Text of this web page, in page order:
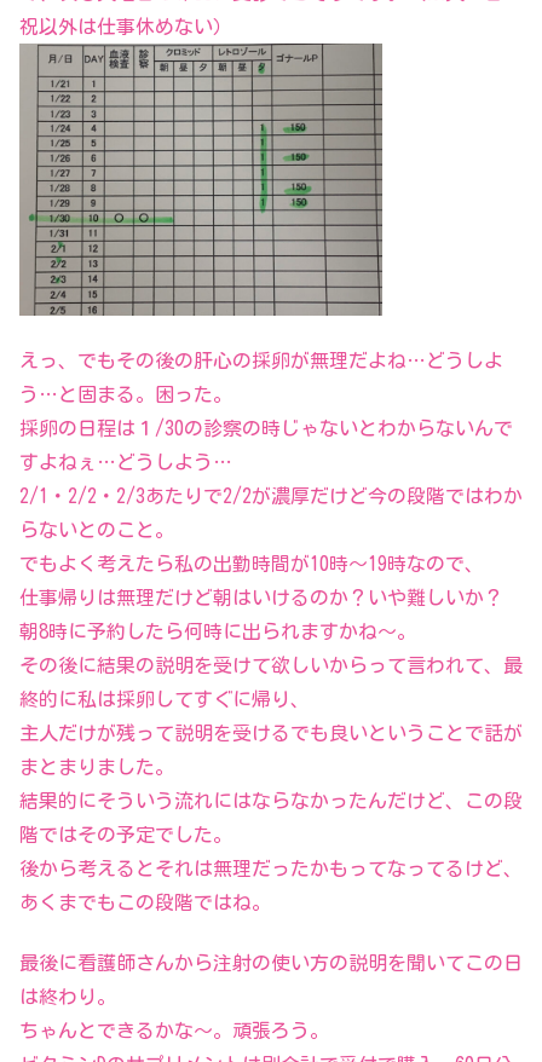
祝以外は仕事休めない）
えっ、でもその後の肝心の採卵が無理だよね…どうしよ
う…と固まる。困った。
採卵の日程は１/30の診察の時じゃないとわからないんで
すよねぇ…どうしよう…
2/1・2/2・2/3あたりで2/2が濃厚だけど今の段階ではわか
らないとのこと。
でもよく考えたら私の出勤時間が10時～19時なので、
仕事帰りは無理だけど朝はいけるのか？いや難しいか？
朝8時に予約したら何時に出られますかね～。
その後に結果の説明を受けて欲しいからって言われて、最
終的に私は採卵してすぐに帰り、
主人だけが残って説明を受けるでも良いということで話が
まとまりました。
結果的にそういう流れにはならなかったんだけど、この段
階ではその予定でした。
後から考えるとそれは無理だったかもってなってるけど、
あくまでもこの段階ではね。
最後に看護師さんから注射の使い方の説明を聞いてこの日
は終わり。
ちゃんとできるかな～。頑張ろう。